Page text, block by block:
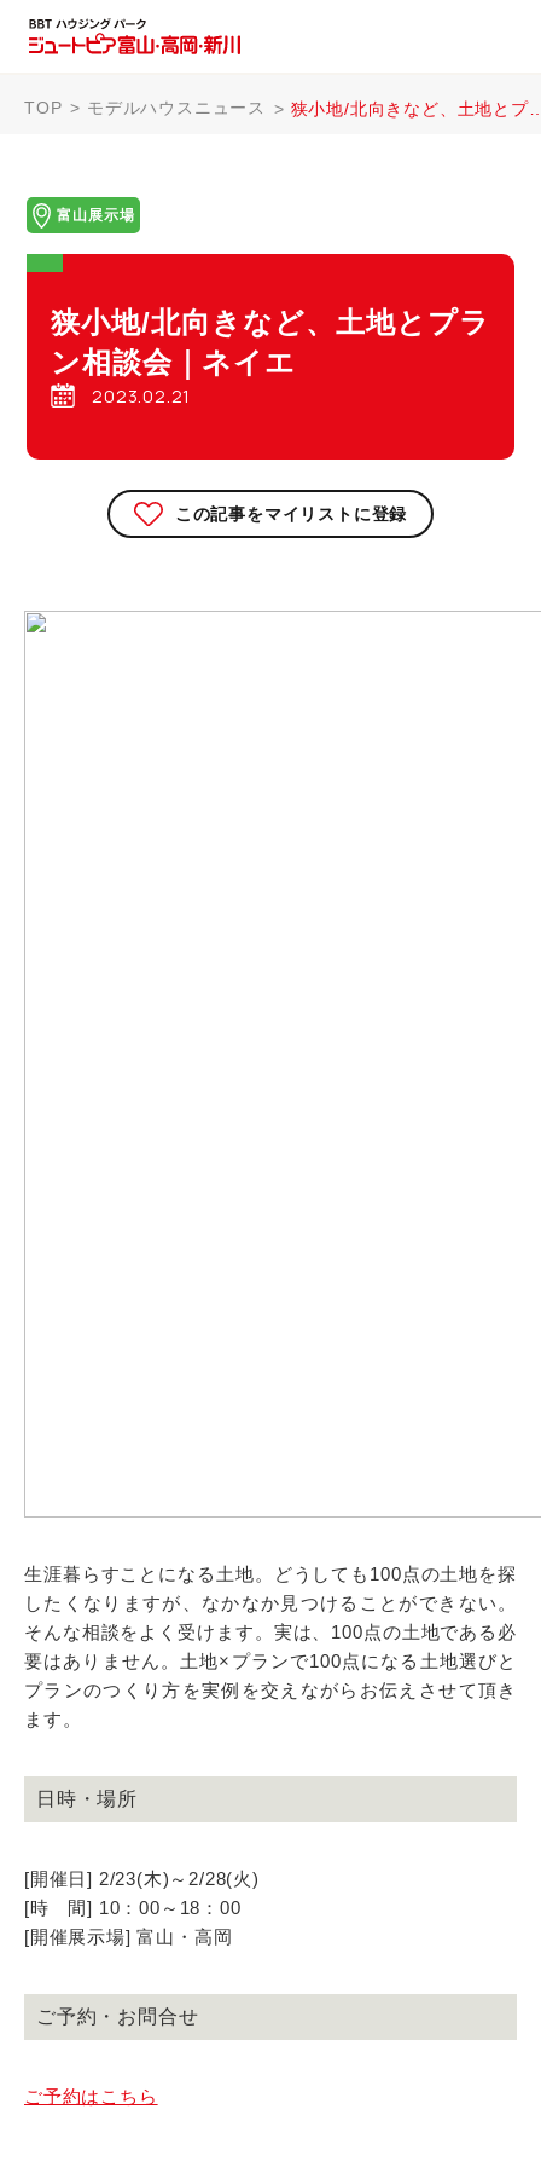
TOP モデルハウスニュース 狭小地/北向きなど、土地とプラン相談会｜ネイエ
富山展示場
狭小地/北向きなど、土地とプラ
ン相談会｜ネイエ
2023.02.21
この記事をマイリストに登録
生涯暮らすことになる土地。どうしても100点の土地を探
したくなりますが、なかなか見つけることができない。
そんな相談をよく受けます。実は、100点の土地である必
要はありません。土地×プランで100点になる土地選びと
プランのつくり方を実例を交えながらお伝えさせて頂き
ます。
日時・場所
[開催日] 2/23(木)～2/28(火)
[時 間] 10：00～18：00
[開催展示場] 富山・高岡
ご予約・お問合せ
ご予約はこちら